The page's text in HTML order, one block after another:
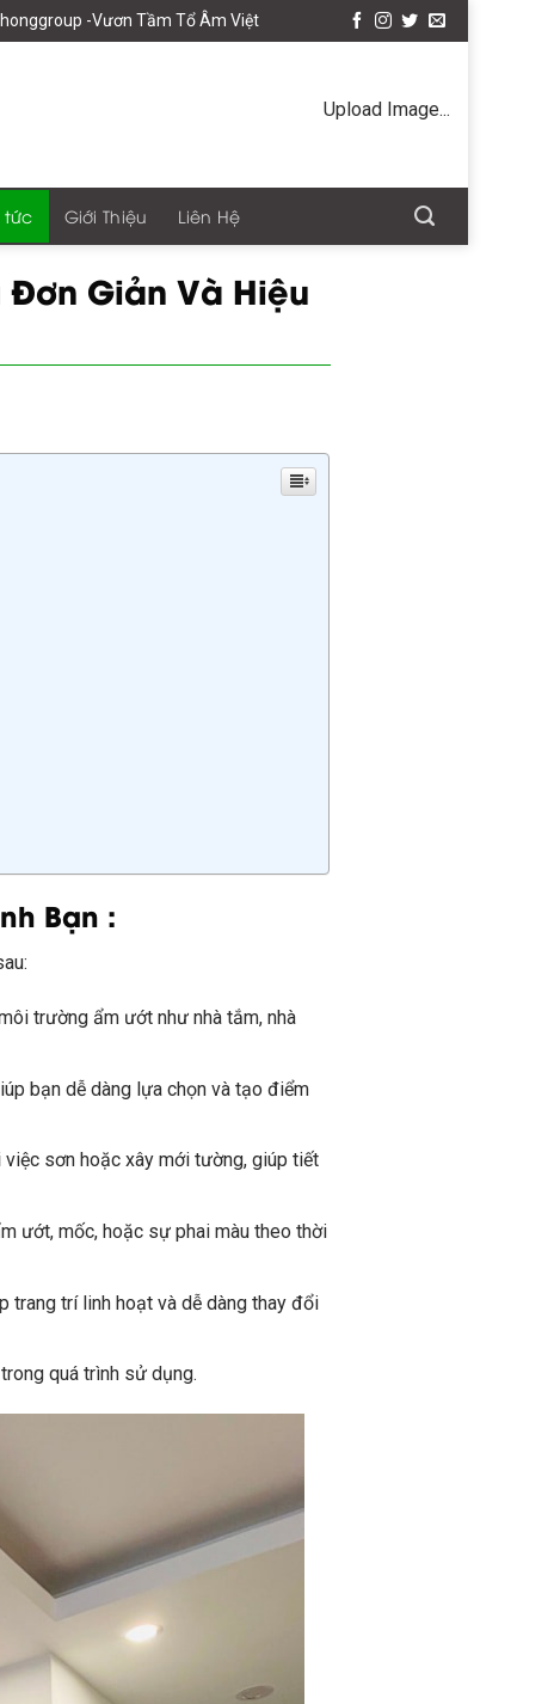
Tổ Âm Việt
Upload Image...
tức Giới Thiệu Liên Hệ
Đơn Giản Và Hiệu
Bạn :
trường ẩm ướt như nhà tắm, nhà
bạn dễ dàng lựa chọn và tạo điểm
sơn hoặc xây mới tường, giúp tiết
ướt, mốc, hoặc sự phai màu theo thời
trang trí linh hoạt và dễ dàng thay đổi
quá trình sử dụng.